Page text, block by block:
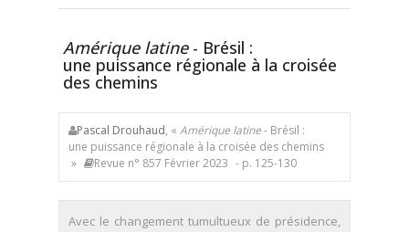
Amérique latine- Brésil :
une puissance régionale à la croisée
des chemins
Pascal Drouhaud, « Amérique latine- Brésil :
une puissance régionale à la croisée des chemins
»
Revue n° 857 Février 2023 - p. 125-130
Avec le changement tumultueux de présidence,